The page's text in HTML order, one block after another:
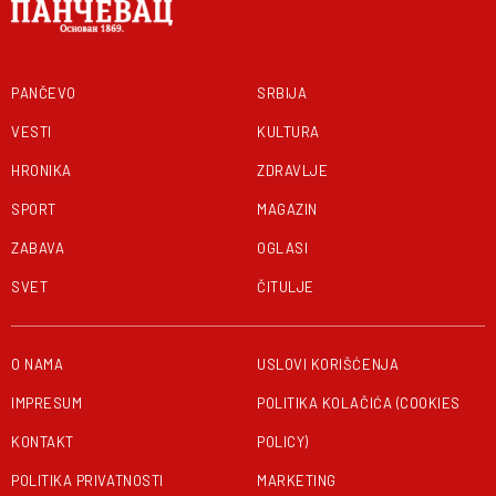
PANČEVO
VESTI
HRONIKA
SPORT
ZABAVA
SVET
SRBIJA
KULTURA
ZDRAVLJE
MAGAZIN
OGLASI
ČITULJE
O NAMA
IMPRESUM
KONTAKT
POLITIKA PRIVATNOSTI
USLOVI KORIŠĆENJA
POLITIKA KOLAČIĆA (COOKIES
POLICY)
MARKETING